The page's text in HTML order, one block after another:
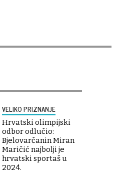
VELIKO PRIZNANJE
Hrvatski olimpijski
odbor odlučio:
Bjelovarčanin Miran
Maričić najbolji je
hrvatski sportaš u
2024.